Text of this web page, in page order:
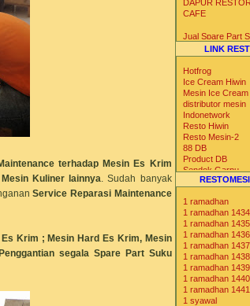
terhadap Mesin Es Krim
Kuliner lainnya . Sudah banyak
Service Reparasi Maintenance
Krim ; Mesin Hard Es Krim, Mesin
segala Spare Part Suku
DAPUR
CAFE
Jual Spare Part
Mesin Soft Hard
Krim
Distributor Agen
Gelas Kertas
Es Krim Gelato
Yoghurt
Distributor Agen
Ice Bag Box
Kotak Styrofoam
Suhu Dingin
LINK
Hotfrog
Ice Cream Hiwin
Mesin Ice Cream
distributor mesin
Indonetwork
Resto Hiwin
Resto Mesin-2
88 DB
Product DB
Sendok Garpu
Tabloid Nova
Blog Catalog
US Trade
Komunitas Bisnis
1 ramadhan
1 ramadhan
1 ramadhan
1 ramadhan
1 ramadhan
1 ramadhan
1 ramadhan
1 ramadhan
1 ramadhan
1 syawal